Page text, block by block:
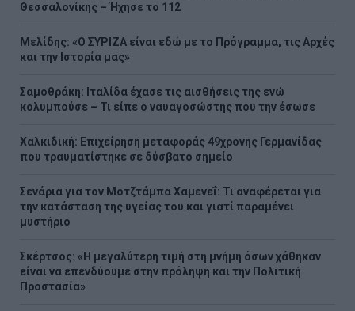
Θεσσαλονίκης – Ήχησε το 112
Μελίδης: «Ο ΣΥΡΙΖΑ είναι εδώ με το Πρόγραμμα, τις Αρχές
και την Ιστορία μας»
Σαμοθράκη: Ιταλίδα έχασε τις αισθήσεις της ενώ
κολυμπούσε – Τι είπε ο ναυαγοσώστης που την έσωσε
Χαλκιδική: Επιχείρηση μεταφοράς 49χρονης Γερμανίδας
που τραυματίστηκε σε δύσβατο σημείο
Σενάρια για τον Μοτζτάμπα Χαμενεΐ: Τι αναφέρεται για
την κατάσταση της υγείας του και γιατί παραμένει
μυστήριο
Σκέρτσος: «Η μεγαλύτερη τιμή στη μνήμη όσων χάθηκαν
είναι να επενδύουμε στην πρόληψη και την Πολιτική
Προστασία»